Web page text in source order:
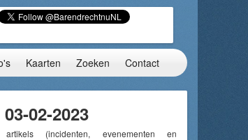
Kaarten Zoeken Contact
02-2023
artikels (incidenten, evenementen en